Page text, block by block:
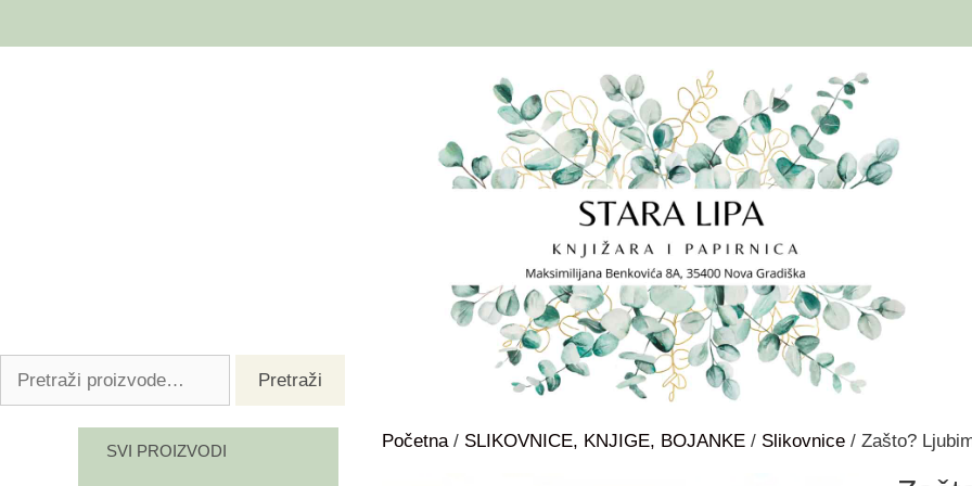
Pretraži
Početna/ SLIKOVNICE, KNJIGE, BOJANKE / Slikovnice / Zašto?
SVI PROIZVODI